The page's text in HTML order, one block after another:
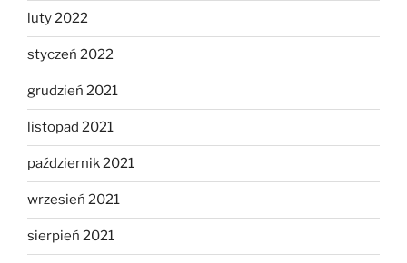
luty 2022
styczeń 2022
grudzień 2021
listopad 2021
październik 2021
wrzesień 2021
sierpień 2021